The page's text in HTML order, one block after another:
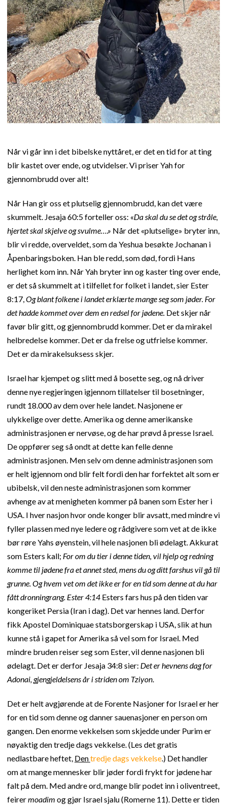
Når vi går inn i det bibelske nyttåret, er det en tid for at ting
blir kastet over ende, og utvidelser. Vi priser Yah for
gjennombrudd over alt!
Når Han gir oss et plutselig gjennombrudd, kan det være
skummelt. Jesaja 60:5 forteller oss: «Da skal du se det og stråle,
hjertet skal skjelve og svulme….» Når det «plutselige» bryter inn,
blir vi redde, overveldet, som da Yeshua besøkte Jochanan i
Åpenbaringsboken. Han ble redd, som død, fordi Hans
herlighet kom inn. Når Yah bryter inn og kaster ting over ende,
er det så skummelt at i tilfellet for folket i landet, sier Ester
8:17,Og blant folkene i landet erklærte mange seg som jøder. For
det hadde kommet over dem en redsel for jødene. Det skjer når
favør blir gitt, og gjennombrudd kommer. Det er da mirakel
helbredelse kommer. Det er da frelse og utfrielse kommer.
Det er da mirakelsuksess skjer.
Israel har kjempet og slitt med å bosette seg, og nå driver
denne nye regjeringen igjennom tillatelser til bosetninger,
rundt 18.000 av dem over hele landet. Nasjonene er
ulykkelige over dette. Amerika og denne amerikanske
administrasjonen er nervøse, og de har prøvd å presse Israel.
De oppfører seg så ondt at dette kan felle denne
administrasjonen. Men selv om denne administrasjonen som
er helt igjennom ond blir felt fordi den har forfektet alt som er
ubibelsk, vil den neste administrasjonen som kommer
avhenge av at menigheten kommer på banen som Ester her i
USA. I hver nasjon hvor onde konger blir avsatt, med mindre vi
fyller plassen med nye ledere og rådgivere som vet at de ikke
bør røre Yahs øyenstein, vil hele nasjonen bli ødelagt. Akkurat
som Esters kall; For om du tier i denne tiden, vil hjelp og redning
komme til jødene fra et annet sted, mens du og ditt farshus vil gå til
grunne. Og hvem vet om det ikke er for en tid som denne at du har
fått dronningrang. Ester 4:14 Esters fars hus på den tiden var
kongeriket Persia (Iran i dag). Det var hennes land. Derfor
fikk Apostel Dominiquae statsborgerskap i USA, slik at hun
kunne stå i gapet for Amerika så vel som for Israel. Med
mindre bruden reiser seg som Ester, vil denne nasjonen bli
ødelagt. Det er derfor Jesaja 34:8 sier: Det er hevnens dag for
Adonai, gjengjeldelsens år i striden om Tziyon.
Det er helt avgjørende at de Forente Nasjoner for Israel er her
for en tid som denne og danner sauenasjoner en person om
gangen. Den enorme vekkelsen som skjedde under Purim er
nøyaktig den tredje dags vekkelse. (Les det gratis
nedlastbare heftet, Dentredje dags vekkelse.) Det handler
om at mange mennesker blir jøder fordi frykt for jødene har
falt på dem. Med andre ord, mange blir podet inn i oliventreet,
feirermoadim og gjør Israel sjalu (Romerne 11). Dette er tiden